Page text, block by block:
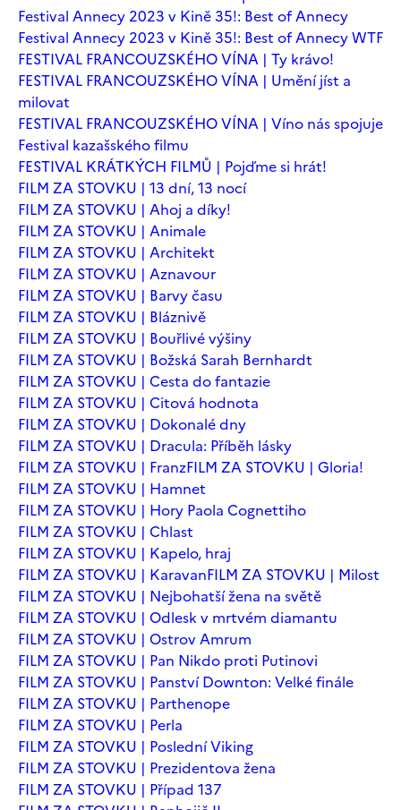
Festival Annecy 2023 v Kině 35!: Best of Annecy
Festival Annecy 2023 v Kině 35!: Best of Annecy WTF
FESTIVAL FRANCOUZSKÉHO VÍNA | Ty krávo!
FESTIVAL FRANCOUZSKÉHO VÍNA | Umění jíst a
milovat
FESTIVAL FRANCOUZSKÉHO VÍNA | Víno nás spojuje
Festival kazašského filmu
FESTIVAL KRÁTKÝCH FILMŮ | Pojďme si hrát!
FILM ZA STOVKU | 13 dní, 13 nocí
FILM ZA STOVKU | Ahoj a díky!
FILM ZA STOVKU | Animale
FILM ZA STOVKU | Architekt
FILM ZA STOVKU | Aznavour
FILM ZA STOVKU | Barvy času
FILM ZA STOVKU | Bláznivě
FILM ZA STOVKU | Bouřlivé výšiny
FILM ZA STOVKU | Božská Sarah Bernhardt
FILM ZA STOVKU | Cesta do fantazie
FILM ZA STOVKU | Citová hodnota
FILM ZA STOVKU | Dokonalé dny
FILM ZA STOVKU | Dracula: Příběh lásky
FILM ZA STOVKU | FranzFILM ZA STOVKU | Gloria!
FILM ZA STOVKU | Hamnet
FILM ZA STOVKU | Hory Paola Cognettiho
FILM ZA STOVKU | Chlast
FILM ZA STOVKU | Kapelo, hraj
FILM ZA STOVKU | KaravanFILM ZA STOVKU | Milost
FILM ZA STOVKU | Nejbohatší žena na světě
FILM ZA STOVKU | Odlesk v mrtvém diamantu
FILM ZA STOVKU | Ostrov Amrum
FILM ZA STOVKU | Pan Nikdo proti Putinovi
FILM ZA STOVKU | Panství Downton: Velké finále
FILM ZA STOVKU | Parthenope
FILM ZA STOVKU | Perla
FILM ZA STOVKU | Poslední Viking
FILM ZA STOVKU | Prezidentova žena
FILM ZA STOVKU | Případ 137